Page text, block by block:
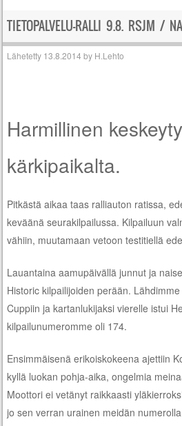
TIETOPALVELU-RALLI 9.8. RSJM /
Lähetetty 13.8.2014 by H.Lehto
Harmillinen
kärkipaikalta.
Pitkästä aikaa taas ralliauton ratissa,
keväänä seurakilpailussa. Kilpailuun
vähiin, muutamaan vetoon testitiellä
Lauantaina aamupäivällä junnut ja
Historic kilpailijoiden perään.
Cuppiin ja kartanlukijaksi vierelle istui
kilpailunumeromme oli 174.
Ensimmäisenä erikoiskokeena ajettiin
kyllä luokan pohja-aika, ongelmia
Moottori ei vetänyt raikkaasti
jo sen verran urainen meidän